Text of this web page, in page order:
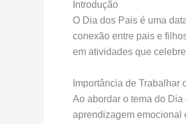
Introdução
O Dia dos Pais é uma
conexão entre pais e
em atividades que
Importância de Trabalhar
Ao abordar o tema do
aprendizagem emocional